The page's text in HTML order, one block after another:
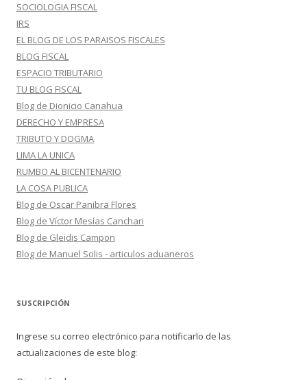
SOCIOLOGIA FISCAL
IRS
EL BLOG DE LOS PARAISOS FISCALES
BLOG FISCAL
ESPACIO TRIBUTARIO
TU BLOG FISCAL
Blog de Dionicio Canahua
DERECHO Y EMPRESA
TRIBUTO Y DOGMA
LIMA LA UNICA
RUMBO AL BICENTENARIO
LA COSA PUBLICA
Blog de Oscar Panibra Flores
Blog de Víctor Mesías Canchari
Blog de Gleidis Campon
Blog de Manuel Solis - articulos aduaneros
SUSCRIPCIÓN
Ingrese su correo electrónico para notificarlo de las
actualizaciones de este blog: